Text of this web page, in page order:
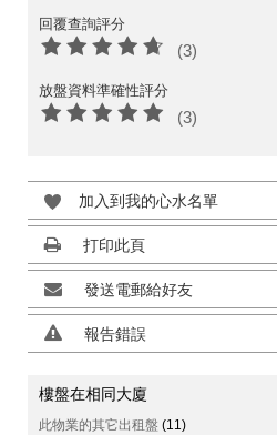
回覆查詢評分
(3)
放盤資料準確性評分
(3)
加入到我的心水名單
打印此頁
發送電郵給好友
報告錯誤
樓盤在相同大廈
此物業的其它出租盤 (11)